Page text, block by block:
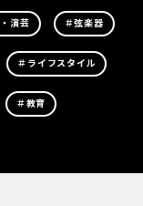
演芸 ＃弦楽器
＃ライフスタイル
＃教育